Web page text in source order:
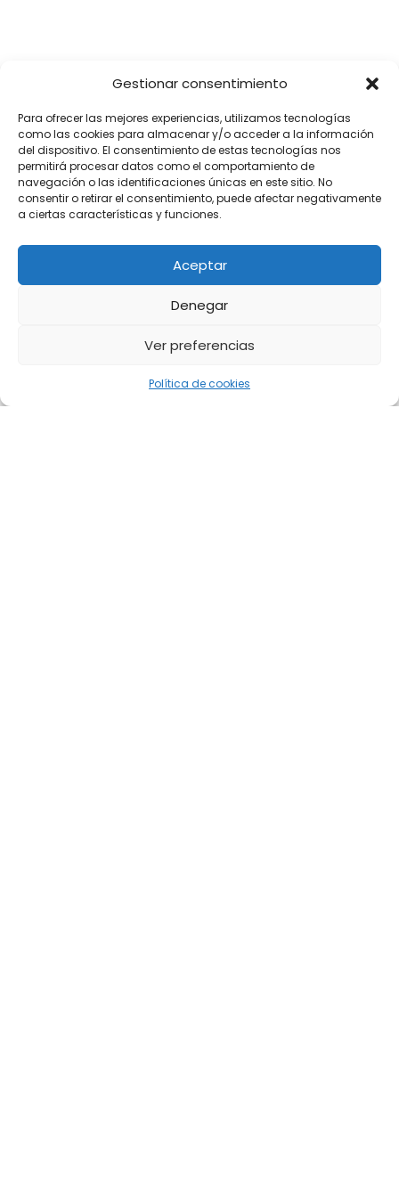
Gestionar consentimiento
Para ofrecer las mejores experiencias, utilizamos tecnologías
como las cookies para almacenar y/o acceder a la información
del dispositivo. El consentimiento de estas tecnologías nos
permitirá procesar datos como el comportamiento de
navegación o las identificaciones únicas en este sitio. No
consentir o retirar el consentimiento, puede afectar negativamente
a ciertas características y funciones.
Aceptar
Denegar
Ver preferencias
Política de cookies